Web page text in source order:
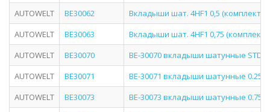
AUTOWELT
BE30062
Вкладыши шат. 4HF1 0,5 (комплект)
AUTOWELT
BE30063
Вкладыши шат. 4HF1 0,75 (комплект)
AUTOWELT
BE30070
BE-30070 вкладыши шатунные STD
AUTOWELT
BE30071
BE-30071 вкладыши шатунные 0.25
AUTOWELT
BE30073
BE-30073 вкладыши шатунные 0.75